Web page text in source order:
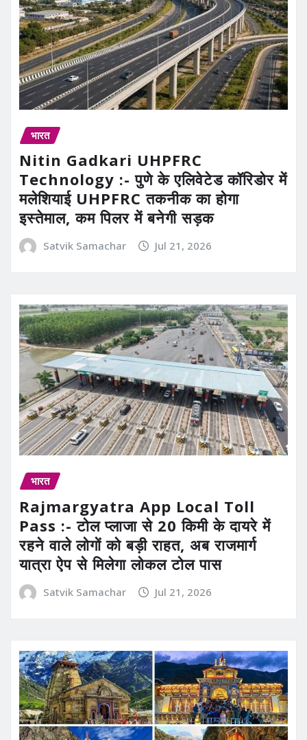
भारत
Nitin Gadkari UHPFRC
Technology :- पुणे के एलिवेटेड कॉरिडोर में
मलेशियाई UHPFRC तकनीक का होगा
इस्तेमाल, कम पिलर में बनेगी सड़क
Satvik Samachar Jul 21, 2026
भारत
Rajmargyatra App Local Toll
Pass :- टोल प्लाजा से 20 किमी के दायरे में
रहने वाले लोगों को बड़ी राहत, अब राजमार्ग
यात्रा ऐप से मिलेगा लोकल टोल पास
Satvik Samachar Jul 21, 2026